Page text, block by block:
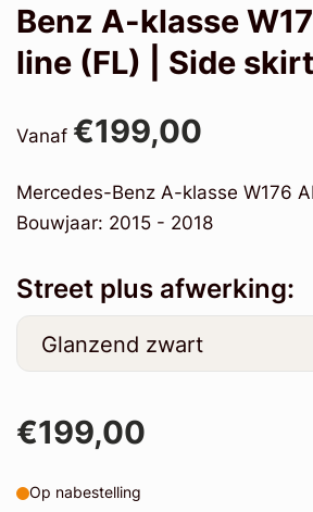
Benz A-klasse
line (FL) | Side
Vanaf €199,00
Mercedes-Benz A-klasse W176
Bouwjaar: 2015 - 2018
Street plus afwerking:
€199,00
Op nabestelling